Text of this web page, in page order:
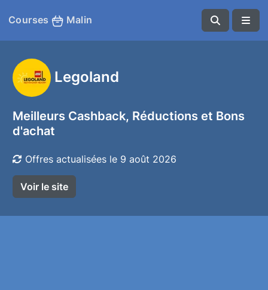
Courses Malin
Legoland
Meilleurs Cashback, Réductions et Bons
d'achat
Offres actualisées le 9 août 2026
Voir le site